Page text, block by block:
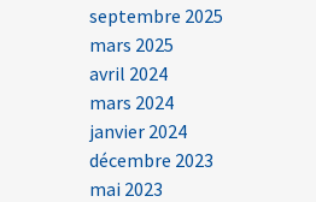
septembre 2025
mars 2025
avril 2024
mars 2024
janvier 2024
décembre 2023
mai 2023